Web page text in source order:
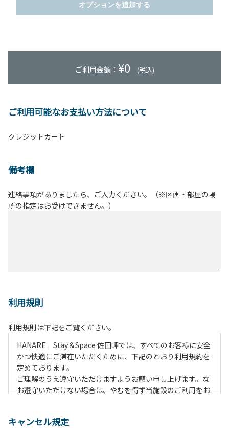
オプションを追加する
ご利用金額： ¥0 (税込)
ご利用可能なお支払い方法について
クレジットカード
備考欄
連絡事項がありましたら、ご入力ください。（※区画・部屋の場
所の指定はお受けできません。）
利用規則
利用規則は下記をご覧ください。
HANARE Stay＆Space 佐田岬では、すべてのお客様に安全
かつ快適にご滞在いただくために、下記のとおり利用規約を
定めております。
ご理解のうえ遵守いただけますようお願い申し上げます。な
お遵守いただけない場合は、やむを得ず当施設のご利用をお
項 】
キャンセル規定